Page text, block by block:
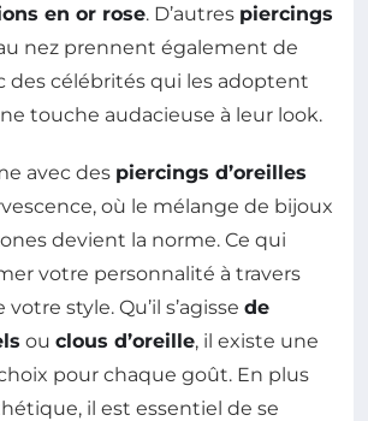
en or rose. D’autres piercings
nez prennent également de
des célébrités qui les adoptent
touche audacieuse à leur look.
avec des piercings d’oreilles
où le mélange de bijoux
devient la norme. Ce qui
votre personnalité à travers
votre style. Qu’il s’agisse de
ou clous d’oreille, il existe une
pour chaque goût. En plus
il est essentiel de se